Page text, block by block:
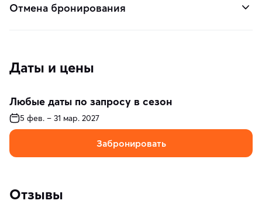
Отмена бронирования
Даты и цены
Любые даты по запросу в сезон
5 фев. – 31 мар. 2027
Забронировать
Отзывы